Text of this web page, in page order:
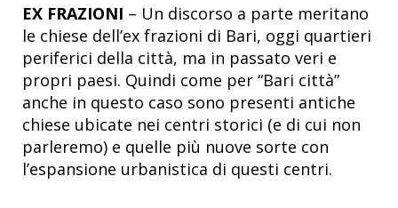
EX FRAZIONI – Un discorso a parte meritano
le chiese dell’ex frazioni di Bari, oggi quartieri
periferici della città, ma in passato veri e
propri paesi. Quindi come per “Bari città”
anche in questo caso sono presenti antiche
chiese ubicate nei centri storici (e di cui non
parleremo) e quelle più nuove sorte con
l’espansione urbanistica di questi centri.